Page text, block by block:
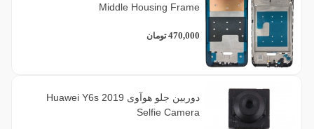
Middle Housing Frame
470,000 تومان
دوربین جلو هوآوی Huawei Y6s 2019
Selfie Camera